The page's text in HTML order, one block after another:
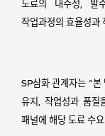
도료의 내수성, 발
작업과정의 효율성과
SP삼화 관계자는 “본
유지, 작업성과 품질
패널에 해당 도료 수